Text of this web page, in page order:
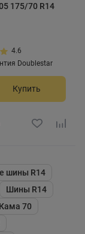
175/70 R14
4.6
Doublestar
Купить
шины R14
Шины R14
70